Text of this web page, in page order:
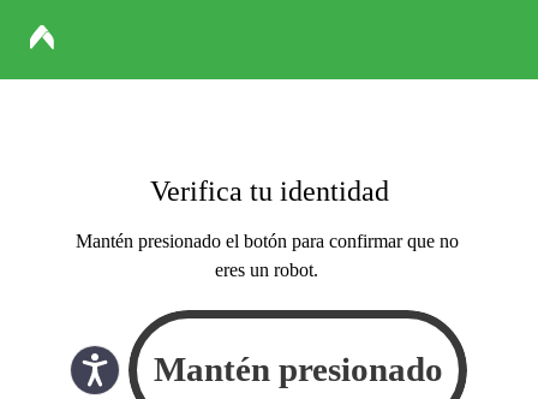
Verifica tu identidad
Mantén presionado el botón para confirmar que no
eres un robot.